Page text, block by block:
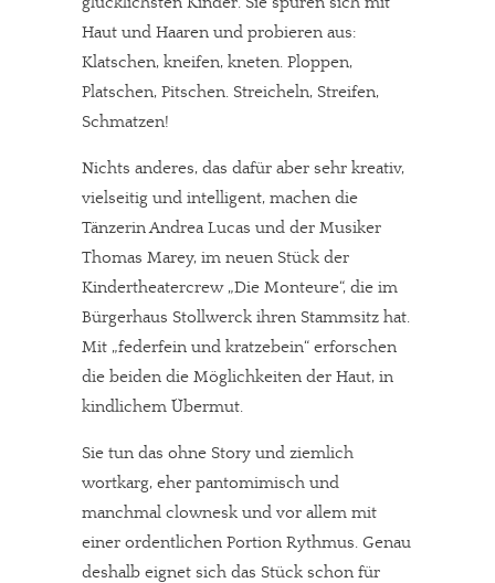
Haut und Haaren und probieren aus:
Klatschen, kneifen, kneten. Ploppen,
Platschen, Pitschen. Streicheln, Streifen,
Schmatzen!
Nichts anderes, das dafür aber sehr kreativ,
vielseitig und intelligent, machen die
Tänzerin Andrea Lucas und der Musiker
Thomas Marey, im neuen Stück der
Kindertheatercrew „Die Monteure“, die im
Bürgerhaus Stollwerck ihren Stammsitz hat.
Mit „federfein und kratzebein“ erforschen
die beiden die Möglichkeiten der Haut, in
kindlichem Übermut.
Sie tun das ohne Story und ziemlich
wortkarg, eher pantomimisch und
manchmal clownesk und vor allem mit
einer ordentlichen Portion Rythmus. Genau
deshalb eignet sich das Stück schon für